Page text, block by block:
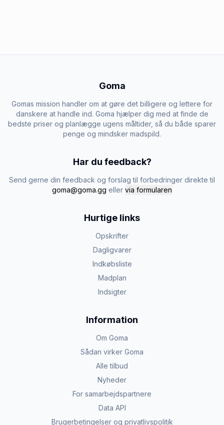
Goma
Gomas mission handler om at gøre det billigere og lettere for
danskere at handle ind. Goma hjælper dig med at finde de
bedste priser og planlægge ugens måltider, så du både sparer
penge og mindsker madspild.
Har du feedback?
Send gerne din feedback og forslag til forbedringer direkte til
goma@goma.gg eller via formularen
Hurtige links
Opskrifter
Dagligvarer
Indkøbsliste
Madplan
Indsigter
Information
Om Goma
Sådan virker Goma
Alle tilbud
Nyheder
For samarbejdspartnere
Data API
Brugerbetingelser og privatlivspolitik